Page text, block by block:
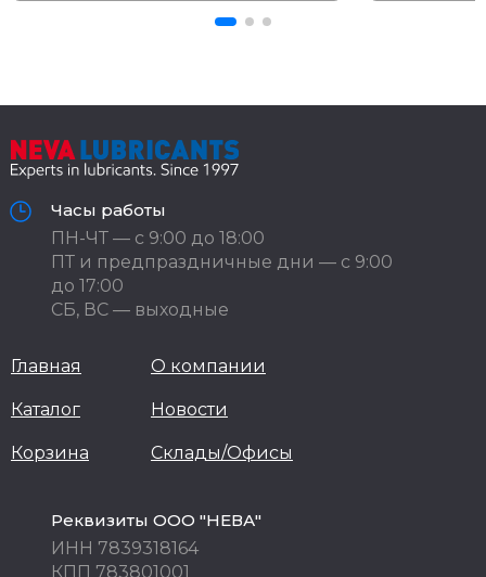
Часы работы
ПН-ЧТ — с 9:00 до 18:00
ПТ и предпраздничные дни — с 9:00
до 17:00
СБ, ВС — выходные
Главная
Каталог
Корзина
О компании
Новости
Склады/Офисы
Реквизиты ООО "НЕВА"
ИНН 7839318164
КПП 783801001